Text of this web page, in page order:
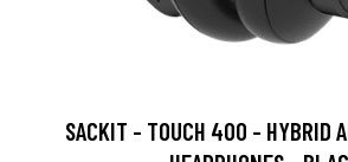
SACKIT - TOUCH 400 - HYBRID